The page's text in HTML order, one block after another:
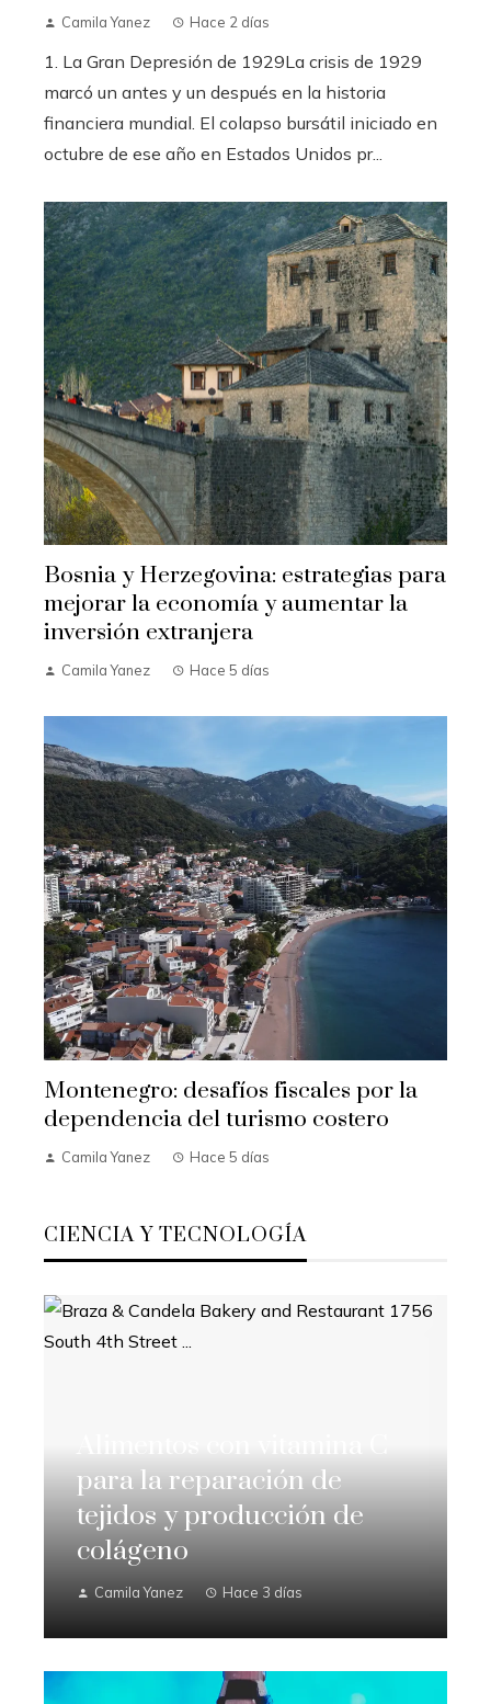
Camila Yanez Hace 2 días
1. La Gran Depresión de 1929La crisis de 1929
marcó un antes y un después en la historia
financiera mundial. El colapso bursátil iniciado en
octubre de ese año en Estados Unidos pr...
Bosnia y Herzegovina: estrategias para
mejorar la economía y aumentar la
inversión extranjera
Camila Yanez Hace 5 días
Montenegro: desafíos fiscales por la
dependencia del turismo costero
Camila Yanez Hace 5 días
CIENCIA Y TECNOLOGÍA
para la reparación de
tejidos y producción de
colágeno
Camila Yanez Hace 3 días